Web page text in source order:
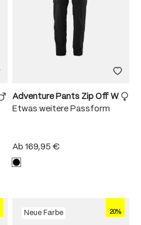
Adventure Pants Zip Off W
Etwas weitere Passform
Ab 169,95 €
20%
Neue Farbe